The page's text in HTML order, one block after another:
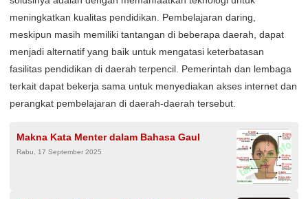
meningkatkan kualitas pendidikan. Pembelajaran daring,
meskipun masih memiliki tantangan di beberapa daerah, dapat
menjadi alternatif yang baik untuk mengatasi keterbatasan
fasilitas pendidikan di daerah terpencil. Pemerintah dan lembaga
terkait dapat bekerja sama untuk menyediakan akses internet dan
perangkat pembelajaran di daerah-daerah tersebut.
Makna Kata Menter dalam Bahasa Gaul
Rabu, 17 September 2025